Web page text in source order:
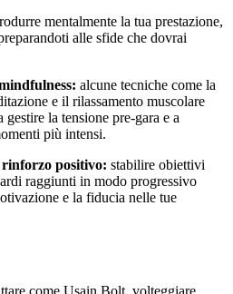
mentalmente la tua prestazione,
alle sfide che dovrai
alcune tecniche come la
e il rilassamento muscolare
la tensione pre-gara e a
più intensi.
positivo: stabilire obiettivi
raggiunti in modo progressivo
e la fiducia nelle tue
come Usain Bolt, volteggiare